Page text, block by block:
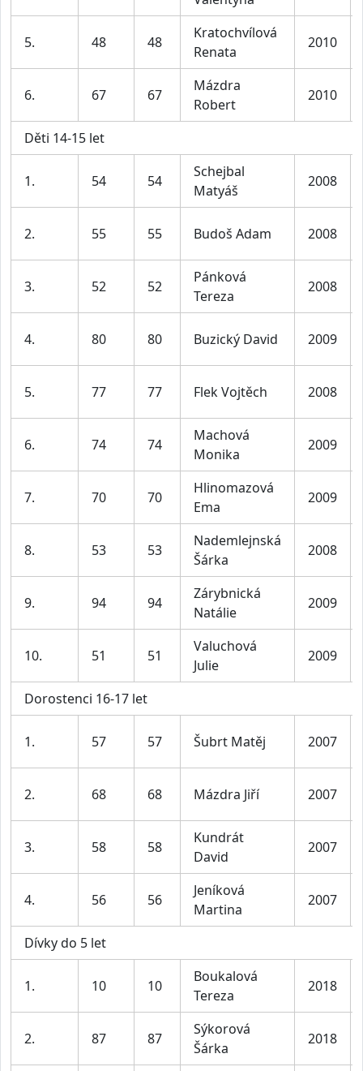
5. 48 48
Kratochvílová
Renata
2010
6. 67 67
Mázdra
Robert
2010
Děti 14-15 let
1. 54 54
Schejbal
Matyáš
2008
2. 55 55 Budoš Adam 2008
3. 52 52
Pánková
Tereza
2008
4. 80 80 Buzický David 2009
5. 77 77 Flek Vojtěch 2008
6. 74 74
Machová
Monika
2009
7. 70 70
Hlinomazová
Ema
2009
8. 53 53
Nademlejnská
Šárka
2008
9. 94 94
Zárybnická
Natálie
2009
10. 51 51
Valuchová
Julie
2009
Dorostenci 16-17 let
1. 57 57 Šubrt Matěj 2007
2. 68 68 Mázdra Jiří 2007
3. 58 58
Kundrát
David
2007
4. 56 56
Jeníková
Martina
2007
Dívky do 5 let
1. 10 10
Boukalová
Tereza
2018
2. 87 87
Sýkorová
Šárka
2018